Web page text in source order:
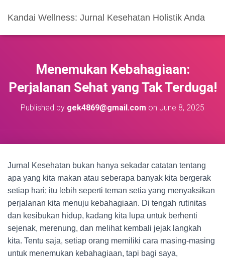
Kandai Wellness: Jurnal Kesehatan Holistik Anda
Menemukan Kebahagiaan:
Perjalanan Sehat yang Tak Terduga!
Published by gek4869@gmail.com on June 8, 2025
Jurnal Kesehatan bukan hanya sekadar catatan tentang
apa yang kita makan atau seberapa banyak kita bergerak
setiap hari; itu lebih seperti teman setia yang menyaksikan
perjalanan kita menuju kebahagiaan. Di tengah rutinitas
dan kesibukan hidup, kadang kita lupa untuk berhenti
sejenak, merenung, dan melihat kembali jejak langkah
kita. Tentu saja, setiap orang memiliki cara masing-masing
untuk menemukan kebahagiaan, tapi bagi saya,